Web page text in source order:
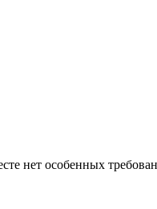
нет особенных